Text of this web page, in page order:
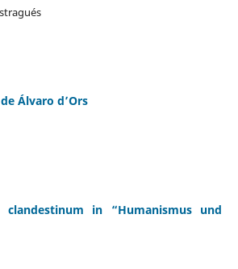
Álvaro d’Ors
clandestinum in “Humanismus und